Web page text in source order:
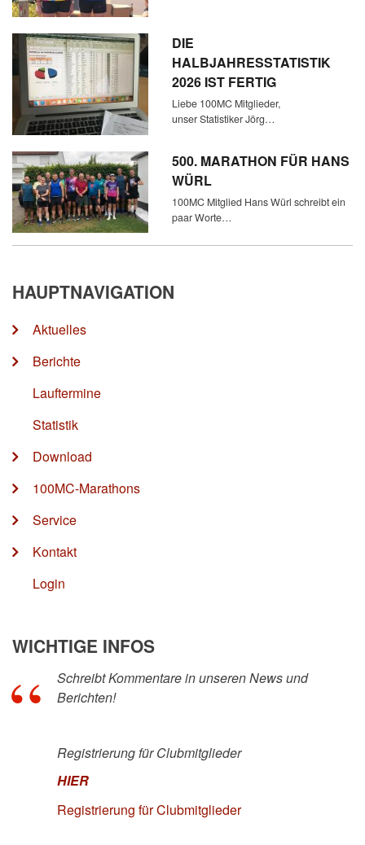
DIE
HALBJAHRESSTATISTIK
2026 IST FERTIG
Liebe 100MC Mitglieder,
unser Statistiker Jörg…
500. MARATHON FÜR HANS
WÜRL
100MC Mitglied Hans Würl schreibt ein
paar Worte…
HAUPTNAVIGATION
Aktuelles
Berichte
Lauftermine
Statistik
Download
100MC-Marathons
Service
Kontakt
Login
WICHTIGE INFOS
Schreibt Kommentare in unseren News und
Berichten!
Registrierung für Clubmitglieder
HIER
Registrierung für Clubmitglieder